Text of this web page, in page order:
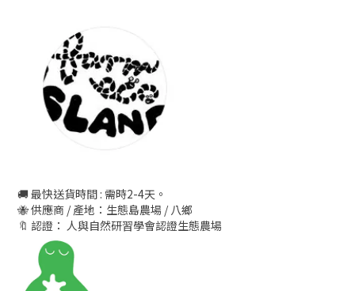
🚚 最快送貨時間 : 需時2-4天。
🐝 供應商 / 產地：生態島農場 / 八鄉
🔖 認證： 人與自然研習學會認證生態農場